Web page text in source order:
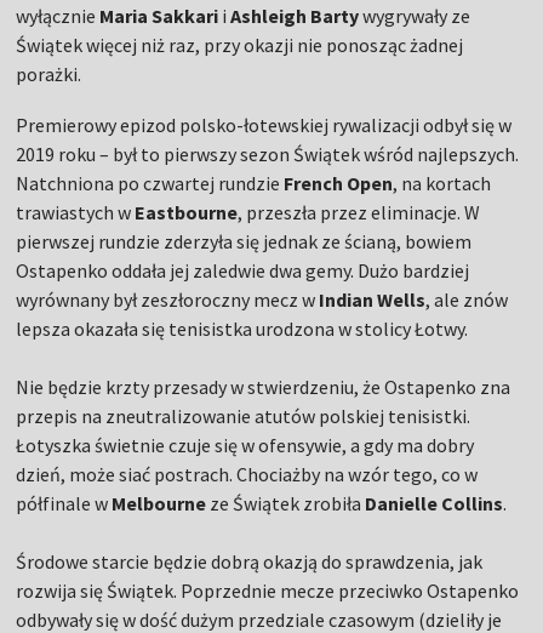
wyłącznie Maria Sakkari iAshleigh Bartywygrywały ze
Świątek więcej niż raz, przy okazji nie ponosząc żadnej
porażki.
Premierowy epizod polsko-łotewskiej rywalizacji odbył się w
2019 roku – był to pierwszy sezon Świątek wśród najlepszych.
Natchniona po czwartej rundzie French Open, na kortach
trawiastych w Eastbourne, przeszła przez eliminacje. W
pierwszej rundzie zderzyła się jednak ze ścianą, bowiem
Ostapenko oddała jej zaledwie dwa gemy. Dużo bardziej
wyrównany był zeszłoroczny mecz w Indian Wells, ale znów
lepsza okazała się tenisistka urodzona w stolicy Łotwy.
Nie będzie krzty przesady w stwierdzeniu, że Ostapenko zna
przepis na zneutralizowanie atutów polskiej tenisistki.
Łotyszka świetnie czuje się w ofensywie, a gdy ma dobry
dzień, może siać postrach. Chociażby na wzór tego, co w
półfinale w Melbourne ze Świątek zrobiła Danielle Collins.
Środowe starcie będzie dobrą okazją do sprawdzenia, jak
rozwija się Świątek. Poprzednie mecze przeciwko Ostapenko
odbywały się w dość dużym przedziale czasowym (dzieliły je